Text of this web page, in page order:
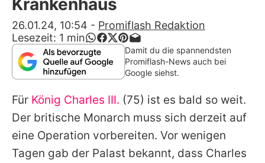
App runterladen
Team
Redaktionelle Richtlinien
Impressum
Datenschutzerklärung
Nutzungsbedingungen
26.01.24, 10:54 - Promiflash Redaktion
Lesezeit: 1 min
Damit du die spannendsten
Promiflash-News auch bei
Google siehst.
Für König Charles III. (75) ist es bald so weit.
Der britische Monarch muss sich derzeit auf
eine Operation vorbereiten. Vor wenigen
Tagen gab der Palast bekannt, dass Charles